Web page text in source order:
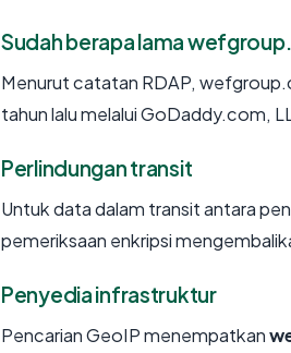
Sudah berapa lama
Menurut catatan RDAP,
tahun lalu melalui GoDaddy.com,
Perlindungan transit
Untuk data dalam transit antara
pemeriksaan enkripsi
Penyedia infrastruktur
Pencarian GeoIP menempatkan